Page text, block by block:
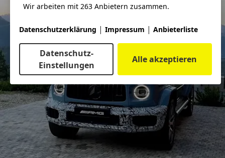
Wir arbeiten mit 263 Anbietern zusammen.
Datenschutzerklärung | Impressum | Anbieterliste
Datenschutz-
Einstellungen
Alle akzeptieren